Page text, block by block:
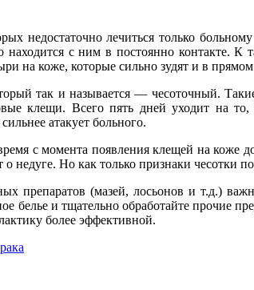
недостаточно лечиться только
с ним в постоянно контакте. К
на коже, которые сильно зудят и в
так и называется — чесоточный.
клещи. Всего пять дней уходит на
атакует больного.
с момента появления клещей на коже
о недуге. Но как только признаки чесотки
препаратов (мазей, лосьонов и т.д.)
белье и тщательно обработайте прочие
более эффективной.